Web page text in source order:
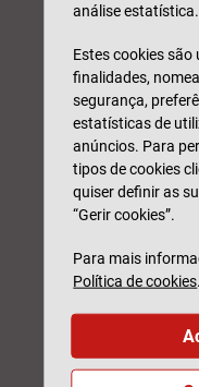
ATÉ 30%
análise estatística.
Estes cookies
finalidades,
segurança,
estatísticas de
anúncios. Para
tipos de cookies
quiser definir as
“Gerir cookies”.
Para mais
Política de cookies.